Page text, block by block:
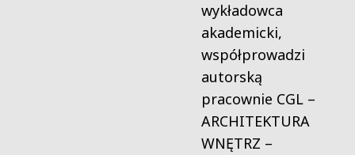
wykładowca
akademicki,
współprowadzi
autorską
pracownie CGL –
ARCHITEKTURA
WNĘTRZ –